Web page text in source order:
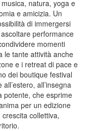
natura, yoga e
e amicizia. Un
di immergersi
performance
momenti
le tante attività anche
e i retreat di pace e
dei boutique festival
all’insegna
potente, che esprime
per un edizione
collettiva,